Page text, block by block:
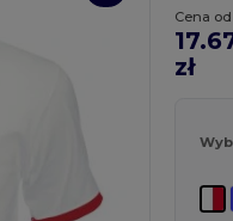
Cena od
zł